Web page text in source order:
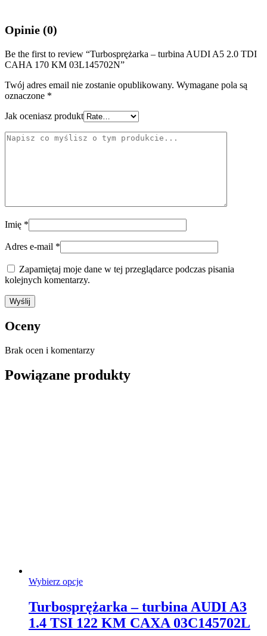
Opinie (0)
Be the first to review “Turbosprężarka – turbina AUDI A5 2.0 TDI
CAHA 170 KM 03L145702N”
Twój adres email nie zostanie opublikowany. Wymagane pola są
oznaczone *
Jak oceniasz produkt
Imię *
Adres e-mail *
Zapamiętaj moje dane w tej przeglądarce podczas pisania
kolejnych komentarzy.
Oceny
Brak ocen i komentarzy
Powiązane produkty
Wybierz opcjeTen
wiele
wariantów.
Turbosprężarka – turbina AUDI A3
1.4 TSI 122 KM CAXA 03C145702L